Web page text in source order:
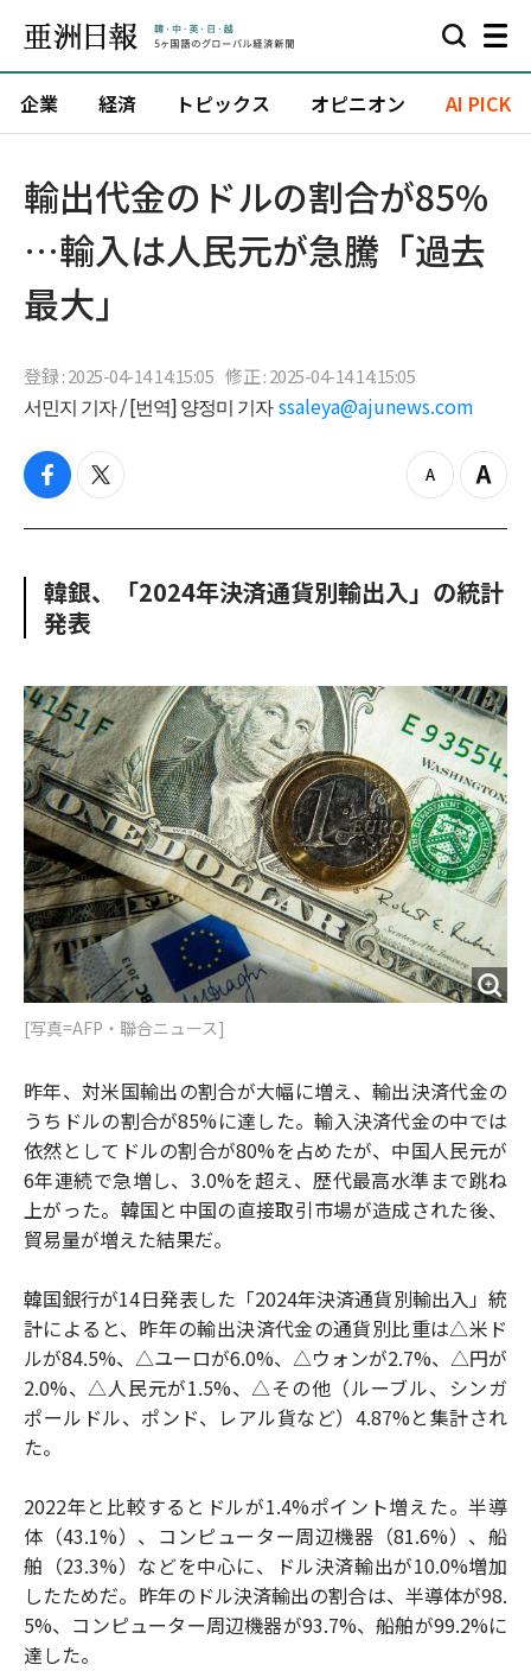
企業 経済 トピックス オピニオン AI PICK
輸出代金のドルの割合が85%
…輸入は人民元が急騰「過去
最大」
登録 : 2025-04-14 14:15:05 修正 : 2025-04-14 14:15:05
서민지 기자 / [번역] 양정미 기자 ssaleya@ajunews.com
f
c
o
o
k
t
i
z
o
u
Z
o
n
韓銀、「2024年決済通貨別輸出入」の統計
発表
[写真=AFP・聯合ニュース]
昨年、対米国輸出の割合が大幅に増え、輸出決済代金の
うちドルの割合が85%に達した。輸入決済代金の中では
依然としてドルの割合が80%を占めたが、中国人民元が
6年連続で急増し、3.0%を超え、歴代最高水準まで跳ね
上がった。韓国と中国の直接取引市場が造成された後、
貿易量が増えた結果だ。
韓国銀行が14日発表した「2024年決済通貨別輸出入」統
計によると、昨年の輸出決済代金の通貨別比重は△米ド
ルが84.5%、△ユーロが6.0%、△ウォンが2.7%、△円が
2.0%、△人民元が1.5%、△その他（ルーブル、シンガ
ポールドル、ポンド、レアル貨など）4.87%と集計され
た。
2022年と比較するとドルが1.4%ポイント増えた。半導
体（43.1%）、コンピューター周辺機器（81.6%）、船
舶（23.3%）などを中心に、ドル決済輸出が10.0%増加
したためだ。昨年のドル決済輸出の割合は、半導体が98.
5%、コンピューター周辺機器が93.7%、船舶が99.2%に
達した。